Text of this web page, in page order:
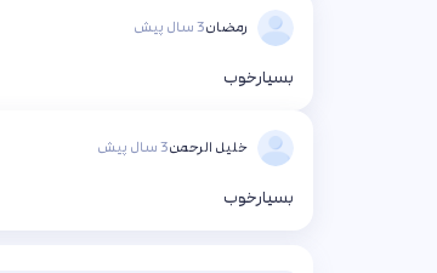
رمضان3 سال پیش
بسیارخوب
خلیل الرحمن3 سال پیش
بسیارخوب